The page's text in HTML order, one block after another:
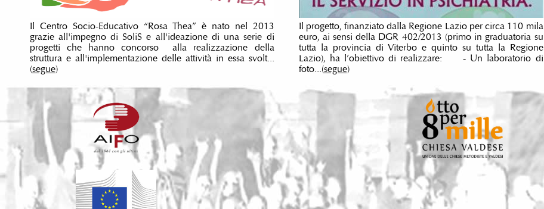
Il Centro Socio-Educativo “Rosa Thea” è nato nel 2013
grazie all'impegno di SoliS e all'ideazione di una serie di
progetti che hanno concorso alla realizzazione della
struttura e all'implementazione delle attività in essa svolt...
(segue)
Il progetto, finanziato dalla Regione Lazio per circa 110 mila
euro, ai sensi della DGR 402/2013 (primo in graduatoria su
tutta la provincia di Viterbo e quinto su tutta la Regione
Lazio), ha l’obiettivo di realizzare: - Un laboratorio di
foto...(segue)